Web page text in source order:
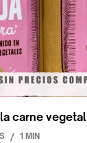
carne vegetal
/ 1 MIN